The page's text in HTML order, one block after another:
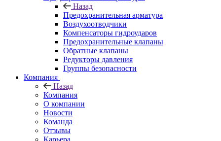
Назад
Предохранительная арматура
Воздухоотводчики
Компенсаторы гидроударов
Предохранительные клапаны
Обратные клапаны
Редукторы давления
Группы безопасности
Компания
Назад
Компания
О компании
Новости
Команда
Отзывы
Карьера